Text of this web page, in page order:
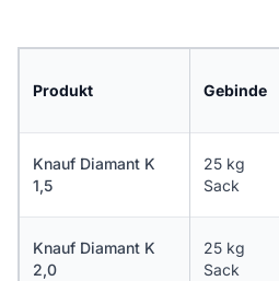
Produkt Gebinde
Knauf Diamant K
1,5
25 kg
Sack
Knauf Diamant K
2,0
25 kg
Sack